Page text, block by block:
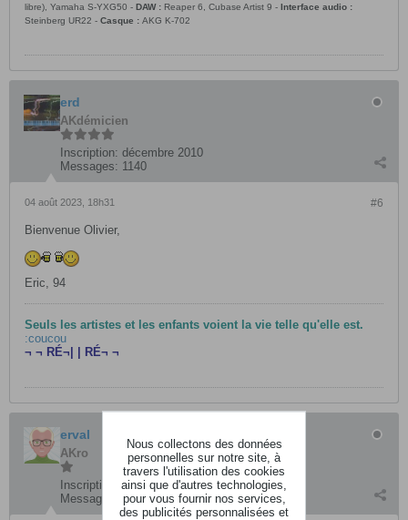
libre), Yamaha S-YXG50 - DAW : Reaper 6, Cubase Artist 9 - Interface audio :
Steinberg UR22 - Casque : AKG K-702
erd
AKdémicien
Inscription: décembre 2010
Messages: 1140
#6
04 août 2023, 18h31
Bienvenue Olivier,
Eric, 94
Seuls les artistes et les enfants voient la vie telle qu'elle est.
:coucou
¬ ¬ RÉ¬| | RÉ¬ ¬
erval
AKro
Inscription:
octobre 2018
Messages:
383
Nous collectons des données
personnelles sur notre site, à
travers l'utilisation des cookies
ainsi que d'autres technologies,
pour vous fournir nos services,
des publicités personnalisées et